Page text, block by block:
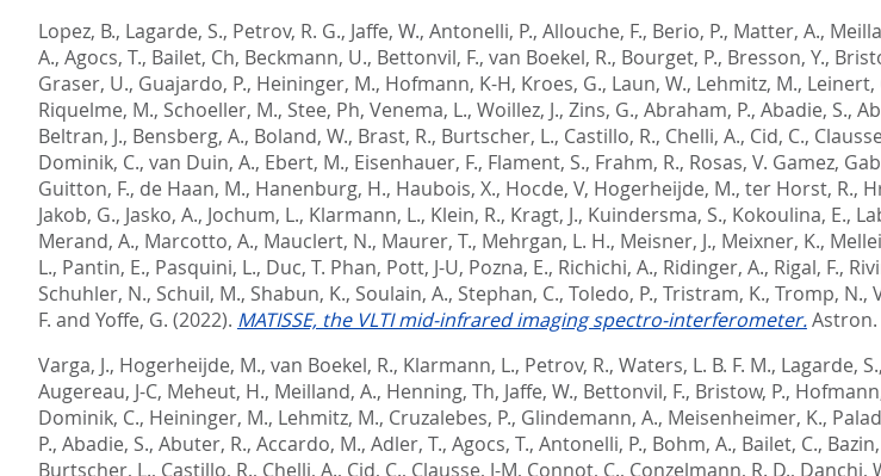
Lopez, B., Lagarde, S., Petrov, R. G., Jaffe, W., Antonelli, P., Allouche, F., Berio, P., Matter, A.,
A., Agocs, T., Bailet, Ch, Beckmann, U., Bettonvil, F., van Boekel, R., Bourget, P., Bresson, Y.,
Graser, U., Guajardo, P., Heininger, M., Hofmann, K-H, Kroes, G., Laun, W., Lehmitz, M., Leinert,
Riquelme, M., Schoeller, M., Stee, Ph, Venema, L., Woillez, J., Zins, G., Abraham, P., Abadie, S.,
Beltran, J., Bensberg, A., Boland, W., Brast, R., Burtscher, L., Castillo, R., Chelli, A., Cid, C.,
Dominik, C., van Duin, A., Ebert, M., Eisenhauer, F., Flament, S., Frahm, R., Rosas, V. Gamez,
Guitton, F., de Haan, M., Hanenburg, H., Haubois, X., Hocde, V, Hogerheijde, M., ter Horst, R.,
Jakob, G., Jasko, A., Jochum, L., Klarmann, L., Klein, R., Kragt, J., Kuindersma, S., Kokoulina, E.,
Merand, A., Marcotto, A., Mauclert, N., Maurer, T., Mehrgan, L. H., Meisner, J., Meixner, K.,
L., Pantin, E., Pasquini, L., Duc, T. Phan, Pott, J-U, Pozna, E., Richichi, A., Ridinger, A., Rigal, F.,
Schuhler, N., Schuil, M., Shabun, K., Soulain, A., Stephan, C., Toledo, P., Tristram, K., Tromp, N.,
F. and Yoffe, G. (2022). MATISSE, the VLTI mid-infrared imaging spectro-interferometer.Astron.
Varga, J., Hogerheijde, M., van Boekel, R., Klarmann, L., Petrov, R., Waters, L. B. F. M., Lagarde, S.,
Augereau, J-C, Meheut, H., Meilland, A., Henning, Th, Jaffe, W., Bettonvil, F., Bristow, P.,
Dominik, C., Heininger, M., Lehmitz, M., Cruzalebes, P., Glindemann, A., Meisenheimer, K.,
P., Abadie, S., Abuter, R., Accardo, M., Adler, T., Agocs, T., Antonelli, P., Bohm, A., Bailet, C.,
Burtscher, L., Castillo, R., Chelli, A., Cid, C., Clausse, J-M, Connot, C., Conzelmann, R. D., Danchi,